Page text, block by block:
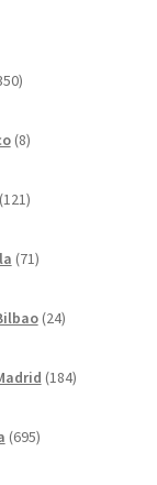
izdelkov
8izdelkov
121izdelkov
71izdelkov
24izdelkov
184izdelkov
695izdelkov